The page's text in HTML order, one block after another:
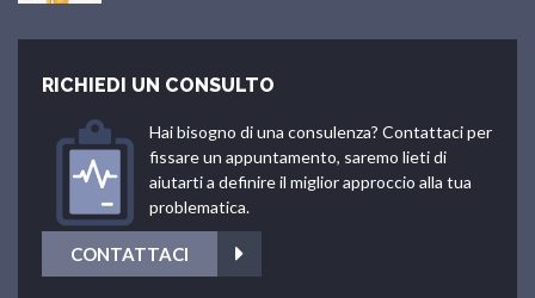
RICHIEDI UN CONSULTO
Hai bisogno di una consulenza? Contattaci per
fissare un appuntamento, saremo lieti di
aiutarti a definire il miglior approccio alla tua
problematica.
CONTATTACI